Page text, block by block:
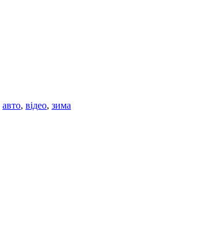
авто, відео, зима